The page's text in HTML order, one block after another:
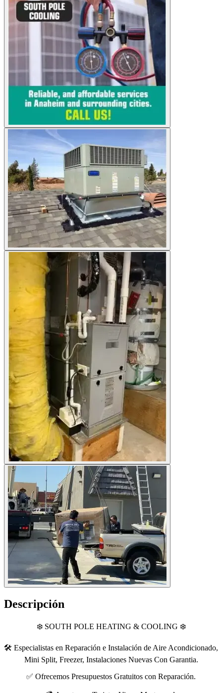
Descripción
❄️ SOUTH POLE HEATING & COOLING ❄️
🛠️ Especialistas en Reparación e Instalación de Aire Acondicionado,
Mini Split, Freezer, Instalaciones Nuevas Con Garantia.
✅ Ofrecemos Presupuestos Gratuitos con Reparación.